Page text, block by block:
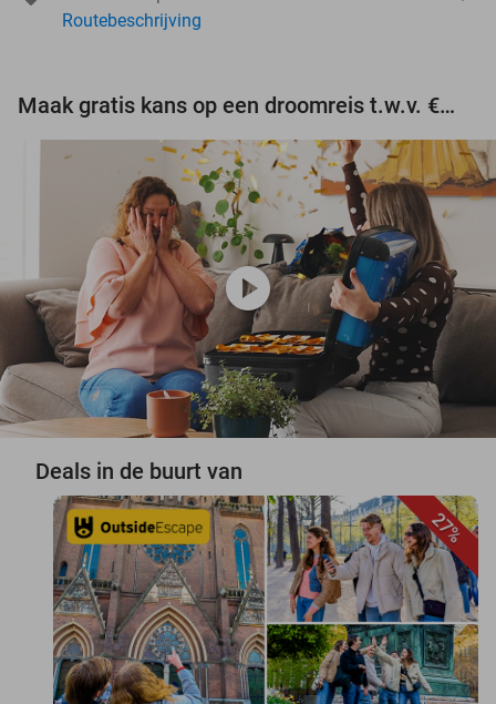
Routebeschrijving
Maak gratis kans op een droomreis t.w.v. €3.000!
play_circle
Deals in de buurt van
27%